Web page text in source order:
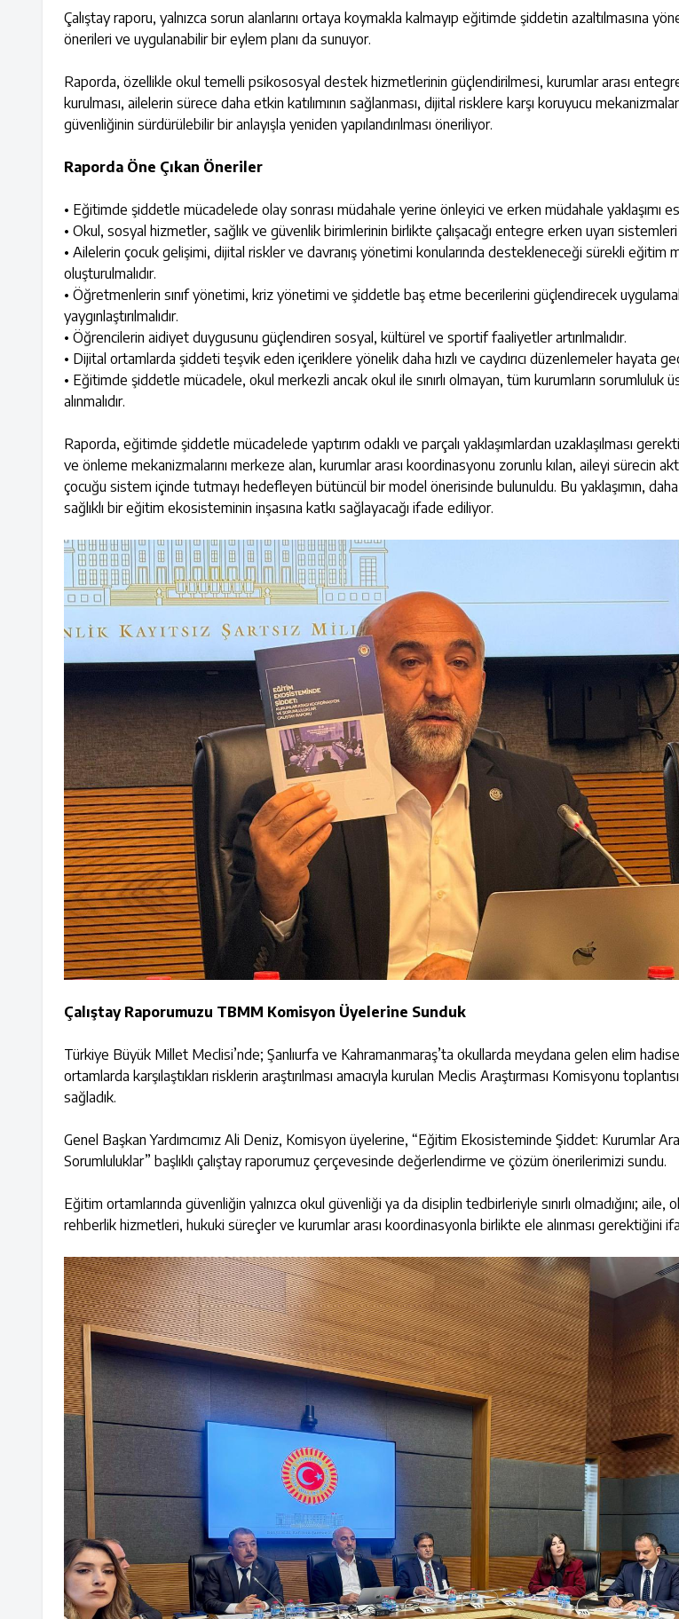
Çalıştay raporu, yalnızca sorun alanlarını ortaya koymakla kalmayıp eğitimde şiddetin azaltılmasına
önerileri ve uygulanabilir bir eylem planı da sunuyor.
Raporda, özellikle okul temelli psikososyal destek hizmetlerinin güçlendirilmesi, kurumlar arası
kurulması, ailelerin sürece daha etkin katılımının sağlanması, dijital risklere karşı koruyucu
güvenliğinin sürdürülebilir bir anlayışla yeniden yapılandırılması öneriliyor.
Raporda Öne Çıkan Öneriler
• Eğitimde şiddetle mücadelede olay sonrası müdahale yerine önleyici ve erken müdahale yaklaşımı
• Okul, sosyal hizmetler, sağlık ve güvenlik birimlerinin birlikte çalışacağı entegre erken uyarı sistemleri
• Ailelerin çocuk gelişimi, dijital riskler ve davranış yönetimi konularında destekleneceği sürekli eğitim
oluşturulmalıdır.
• Öğretmenlerin sınıf yönetimi, kriz yönetimi ve şiddetle baş etme becerilerini güçlendirecek
yaygınlaştırılmalıdır.
• Öğrencilerin aidiyet duygusunu güçlendiren sosyal, kültürel ve sportif faaliyetler artırılmalıdır.
• Dijital ortamlarda şiddeti teşvik eden içeriklere yönelik daha hızlı ve caydırıcı düzenlemeler hayata
• Eğitimde şiddetle mücadele, okul merkezli ancak okul ile sınırlı olmayan, tüm kurumların sorumluluk
alınmalıdır.
Raporda, eğitimde şiddetle mücadelede yaptırım odaklı ve parçalı yaklaşımlardan uzaklaşılması
ve önleme mekanizmalarını merkeze alan, kurumlar arası koordinasyonu zorunlu kılan, aileyi sürecin
çocuğu sistem içinde tutmayı hedefleyen bütüncül bir model önerisinde bulunuldu. Bu yaklaşımın, daha
sağlıklı bir eğitim ekosisteminin inşasına katkı sağlayacağı ifade ediliyor.
Çalıştay Raporumuzu TBMM Komisyon Üyelerine Sunduk
Türkiye Büyük Millet Meclisi’nde; Şanlıurfa ve Kahramanmaraş’ta okullarda meydana gelen elim
ortamlarda karşılaştıkları risklerin araştırılması amacıyla kurulan Meclis Araştırması Komisyonu
sağladık.
Genel Başkan Yardımcımız Ali Deniz, Komisyon üyelerine, “Eğitim Ekosisteminde Şiddet: Kurumlar
Sorumluluklar” başlıklı çalıştay raporumuz çerçevesinde değerlendirme ve çözüm önerilerimizi sundu.
Eğitim ortamlarında güvenliğin yalnızca okul güvenliği ya da disiplin tedbirleriyle sınırlı olmadığını;
rehberlik hizmetleri, hukuki süreçler ve kurumlar arası koordinasyonla birlikte ele alınması gerektiğini